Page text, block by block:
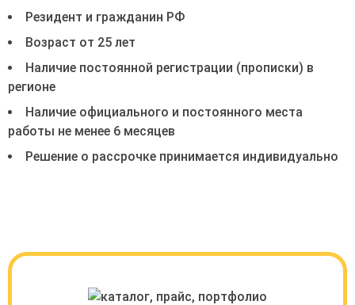
земля
канатный
посещение
Резидент и гражданин РФ
Возраст от 25 лет
Наличие постоянной регистрации (прописки) в
регионе
Наличие официального и постоянного места
работы не менее 6 месяцев
Решение о рассрочке принимается индивидуально